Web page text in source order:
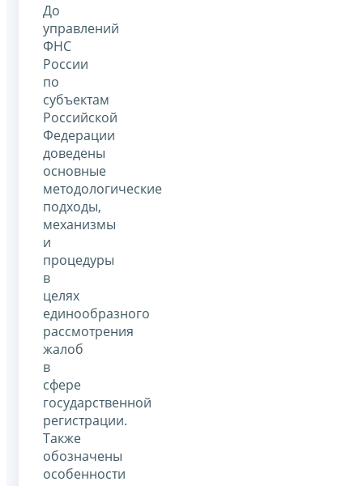
До
управлений
ФНС
России
по
субъектам
Российской
Федерации
доведены
основные
методологические
подходы,
механизмы
и
процедуры
в
целях
единообразного
рассмотрения
жалоб
в
сфере
государственной
регистрации.
Также
обозначены
особенности